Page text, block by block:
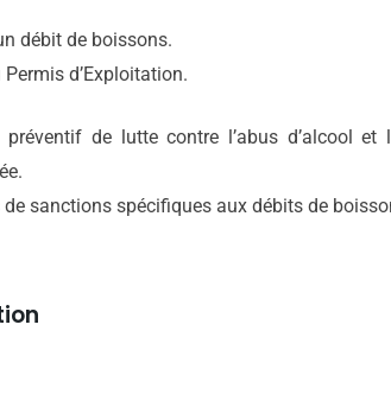
débit de boissons.
d’Exploitation.
de lutte contre l’abus d’alcool et
sanctions spécifiques aux débits de